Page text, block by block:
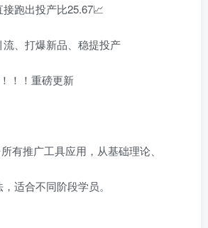
跑出投产比25.67📈
、打爆新品、稳提投产
！！重磅更新
有推广工具应用，从基础理论、
适合不同阶段学员。